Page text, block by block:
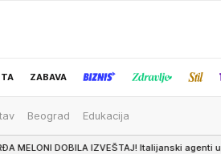
ZABAVA
Beograd Edukacija
IZVEŠTAJ! Italijanski agenti upozorili